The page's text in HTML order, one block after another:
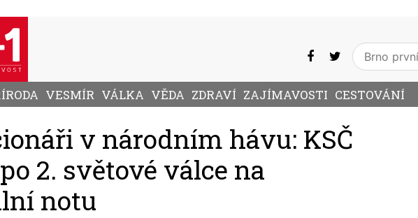
VESMÍR VÁLKA VĚDA ZDRAVÍ ZAJÍMAVOSTI CESTOVÁNÍ
v národním hávu: KSČ
2. světové válce na
notu